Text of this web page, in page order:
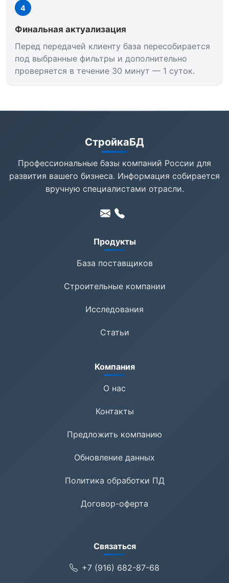
4
Финальная актуализация
Перед передачей клиенту база пересобирается
под выбранные фильтры и дополнительно
проверяется в течение 30 минут — 1 суток.
СтройкаБД
Профессиональные базы компаний России для
развития вашего бизнеса. Информация собирается
вручную специалистами отрасли.
Продукты
База поставщиков
Строительные компании
Исследования
Статьи
Компания
О нас
Контакты
Предложить компанию
Обновление данных
Политика обработки ПД
Договор-оферта
Связаться
+7 (916) 682-87-68